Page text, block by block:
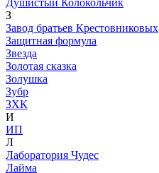
Душистый Колокольчик
З
Завод братьев Крестовниковых
Защитная формула
Звезда
Золотая сказка
Золушка
Зубр
ЗХК
И
ИП
Л
Лаборатория Чудес
Лайма